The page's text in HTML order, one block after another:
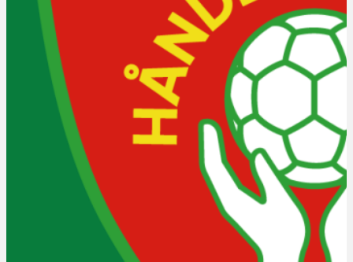
Praktisk info
Bli medlem?
Ofte stilte spørsmål
Vakter, roller og regler
Kraftcupen
NNM NTE-serien 2026: J/G
16 år
Klubbinfo
Bli medlem?
Om HHK
HHK 50år 2024
Aktuelt
Arrangementer
Styret og verv